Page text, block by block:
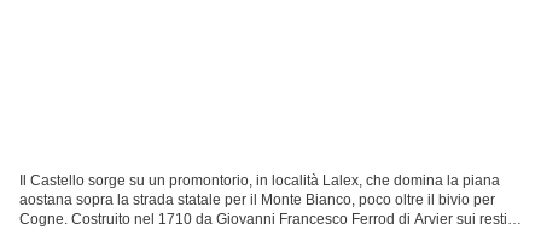
Il Castello sorge su un promontorio, in località Lalex, che domina la piana
aostana sopra la strada statale per il Monte Bianco, poco oltre il bivio per
Cogne. Costruito nel 1710 da Giovanni Francesco Ferrod di Arvier sui resti